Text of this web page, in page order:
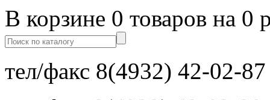
В корзине 0 товаров на 0
тел/факс 8(4932) 42-02-87